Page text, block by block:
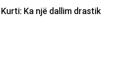
Kurtin: Jemi shumë larg